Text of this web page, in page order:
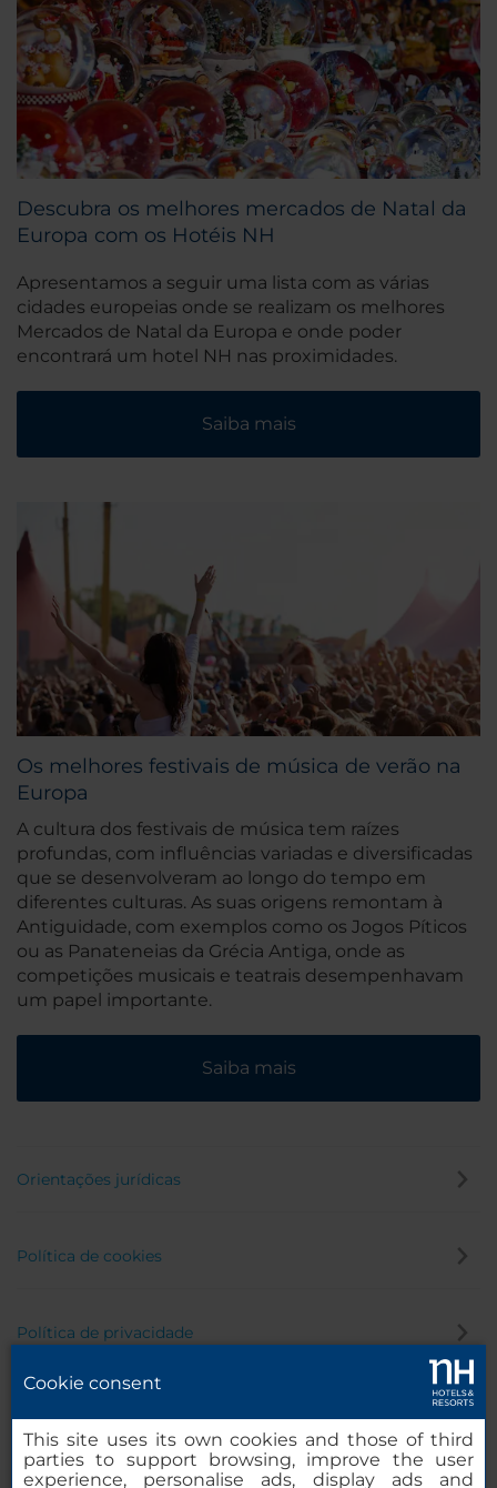
Descubra os melhores mercados de Natal da
Europa com os Hotéis NH
Apresentamos a seguir uma lista com as várias
cidades europeias onde se realizam os melhores
Mercados de Natal da Europa e onde poder
encontrará um hotel NH nas proximidades.
Saiba mais
Os melhores festivais de música de verão na
Europa
A cultura dos festivais de música tem raízes
profundas, com influências variadas e diversificadas
que se desenvolveram ao longo do tempo em
diferentes culturas. As suas origens remontam à
Antiguidade, com exemplos como os Jogos Píticos
ou as Panateneias da Grécia Antiga, onde as
competições musicais e teatrais desempenhavam
um papel importante.
Saiba mais
Orientações jurídicas
Política de cookies
Política de privacidade
Cookie consent
This site uses its own cookies and those of third
parties to support browsing, improve the user
experience, personalise ads, display ads and